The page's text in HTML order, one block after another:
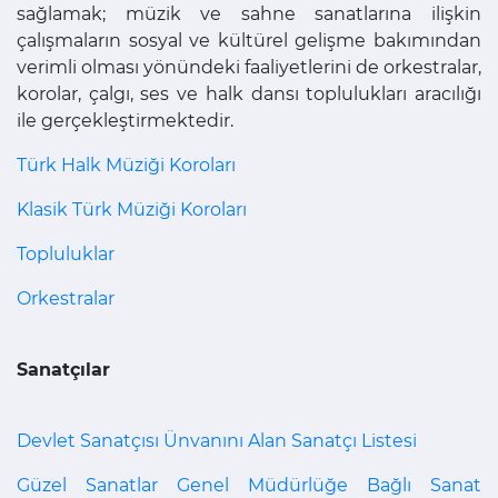
sağlamak; müzik ve sahne sanatlarına ilişkin
çalışmaların sosyal ve kültürel gelişme bakımından
verimli olması yönündeki faaliyetlerini de orkestralar,
korolar, çalgı, ses ve halk dansı toplulukları aracılığı
ile gerçekleştirmektedir.
Türk Halk Müziği Koroları
Klasik Türk Müziği Koroları
Topluluklar
Orkestralar
Sanatçılar
Devlet Sanatçısı Ünvanını Alan Sanatçı Listesi
Güzel Sanatlar Genel Müdürlüğe Bağlı Sanat